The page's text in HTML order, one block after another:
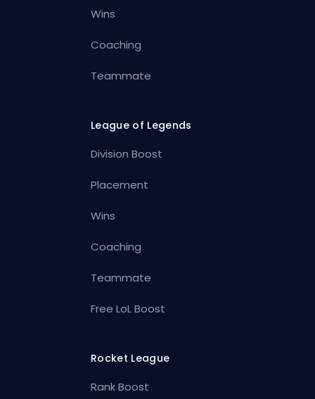
Wins
Coaching
Teammate
League of Legends
Division Boost
Placement
Wins
Coaching
Teammate
Free LoL Boost
Rocket League
Rank Boost